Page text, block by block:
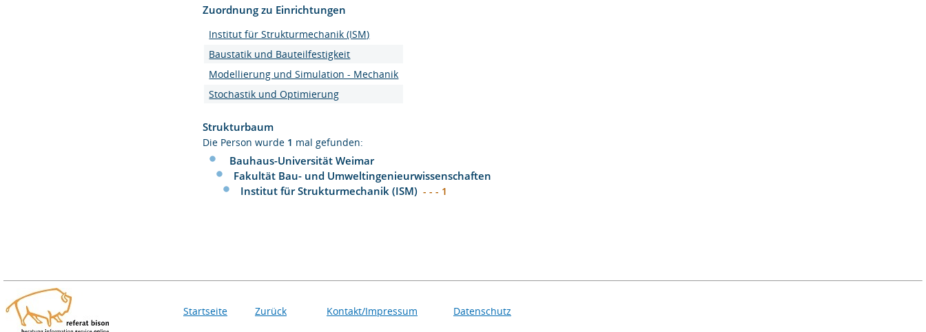
Zuordnung zu Einrichtungen
Institut für Strukturmechanik (ISM)
Baustatik und Bauteilfestigkeit
Modellierung und Simulation - Mechanik
Stochastik und Optimierung
Strukturbaum
Die Person wurde 1 mal gefunden:
Bauhaus-Universität Weimar
Fakultät Bau- und Umweltingenieurwissenschaften
Institut für Strukturmechanik (ISM) - - - 1
Startseite Zurück Kontakt/Impressum Datenschutz